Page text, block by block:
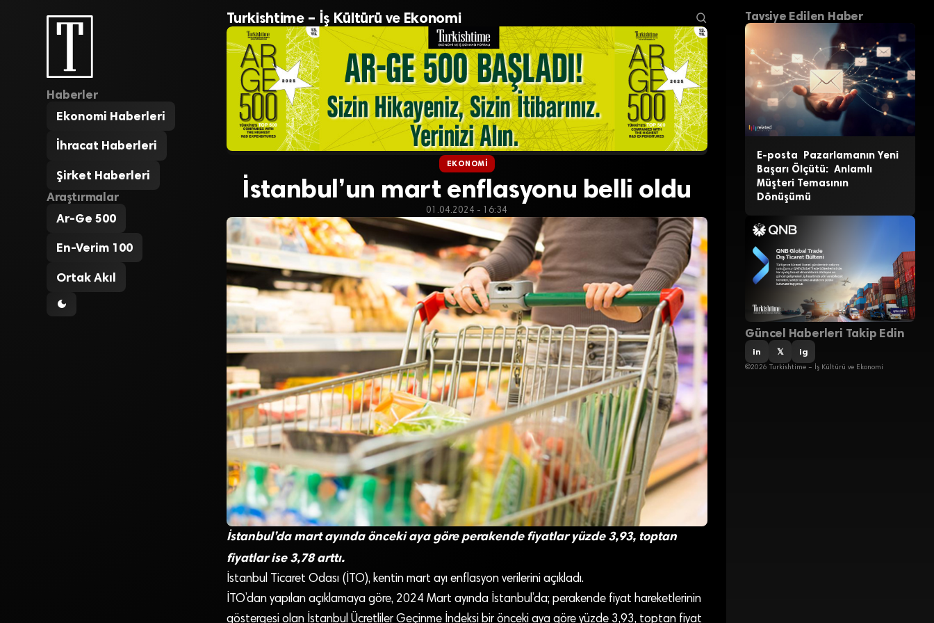
Haberler
Ekonomi Haberleri
İhracat Haberleri
Şirket Haberleri
Araştırmalar
Ar-Ge 500
En-Verim 100
Ortak Akıl
Turkishtime – İş Kültürü ve Ekonomi
EKONOMI
İstanbul’un mart enflasyonu belli oldu
01.04.2024 - 16:34
İstanbul’da mart ayında önceki aya göre perakende fiyatlar yüzde 3,93, toptan
fiyatlar ise 3,78 arttı.
İstanbul Ticaret Odası (İTO), kentin mart ayı enflasyon verilerini açıkladı.
İTO’dan yapılan açıklamaya göre, 2024 Mart ayında İstanbul’da; perakende fiyat hareketlerinin
göstergesi olan İstanbul Ücretliler Geçinme İndeksi bir önceki aya göre yüzde 3,93, toptan fiyat
Tavsiye Edilen Haber
E-posta Pazarlamanın Yeni
Başarı Ölçütü: Anlamlı
Müşteri Temasının
Dönüşümü
Güncel Haberleri Takip Edin
in 𝕏 ig
©2026 Turkishtime – İş Kültürü ve Ekonomi